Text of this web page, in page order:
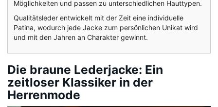
Möglichkeiten und passen zu unterschiedlichen Hauttypen.
Qualitätsleder entwickelt mit der Zeit eine individuelle
Patina, wodurch jede Jacke zum persönlichen Unikat wird
und mit den Jahren an Charakter gewinnt.
Die braune Lederjacke: Ein
zeitloser Klassiker in der
Herrenmode